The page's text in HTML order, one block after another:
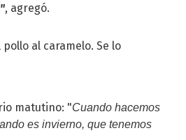
, agregó.
al caramelo. Se lo
matutino: "Cuando hacemos
es invierno, que tenemos